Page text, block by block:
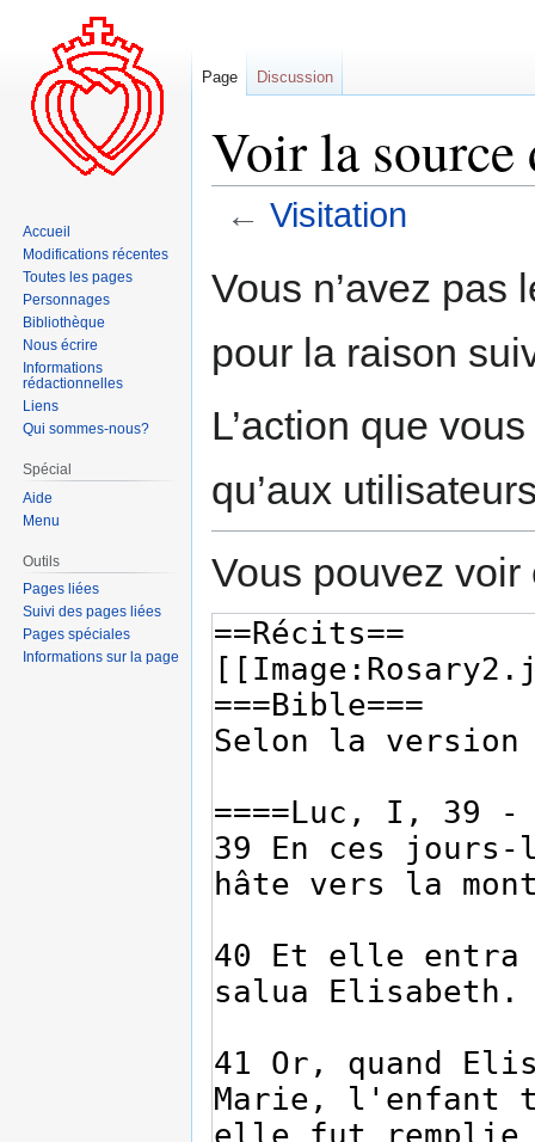
Voir la
← Visitation
à
navigation
à
recherche
Vous n’avez pas
pour la raison
L’action que
qu’aux
Vous pouvez
Page Discussion
Accueil
Modifications récentes
Toutes les pages
Personnages
Bibliothèque
Nous écrire
Informations
rédactionnelles
Liens
Qui sommes-nous?
Spécial
Aide
Menu
Outils
Pages liées
Suivi des pages liées
Pages spéciales
Informations sur la page